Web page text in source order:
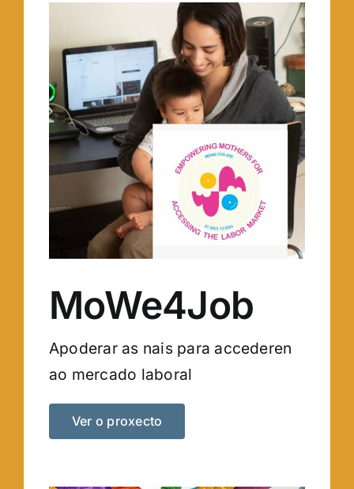
MoWe4Job
Apoderar as nais para accederen
ao mercado laboral
Ver o proxecto